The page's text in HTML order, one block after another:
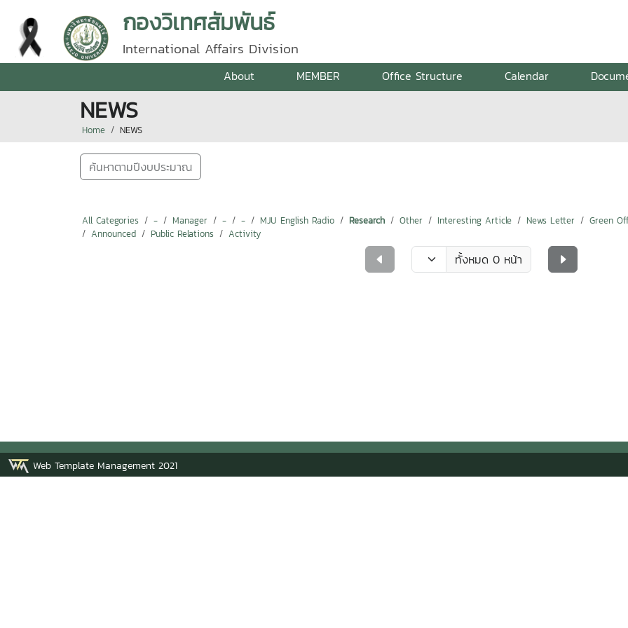
กองวิเทศสัมพันธ์
International Affairs Division
About MEMBER Office Structure Calendar
NEWS
Home NEWS
ค้นหาตามปีงบประมาณ
All Categories - Manager - - MJU English Radio Research Other Interesting Article News Letter Green
Announced
Public Relations Activity
ทั้งหมด 0 หน้า
Web Template Management 2021